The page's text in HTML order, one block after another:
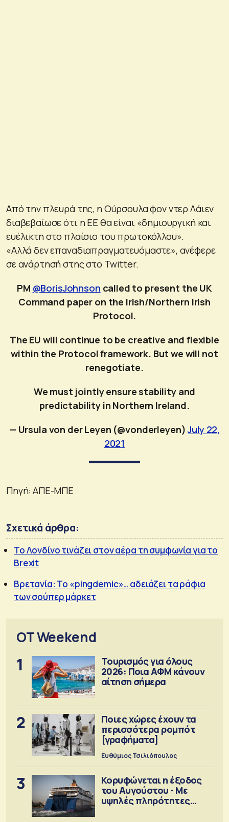
Από την πλευρά της, η Ούρσουλα φον ντερ Λάιεν
διαβεβαίωσε ότι η ΕΕ θα είναι «δημιουργική και
ευέλικτη στο πλαίσιο του πρωτοκόλλου».
«Αλλά δεν επαναδιαπραγματευόμαστε», ανέφερε
σε ανάρτησή στης στο Twitter.
PM @BorisJohnson called to present the UK
Command paper on the Irish/Northern Irish
Protocol.
The EU will continue to be creative and flexible
within the Protocol framework. But we will not
renegotiate.
We must jointly ensure stability and
predictability in Northern Ireland.
— Ursula von der Leyen (@vonderleyen)July 22,
2021
Πηγή: ΑΠΕ-ΜΠΕ
Σχετικά άρθρα:
Το Λονδίνο τινάζει στον αέρα τη συμφωνία για το
Brexit
Βρετανία: Το «pingdemic»… αδειάζει τα ράφια
των σούπερ μάρκετ
OT Weekend
1
Τουρισμός για όλους
2026: Ποια ΑΦΜ κάνουν
αίτηση σήμερα
2
Ποιες χώρες έχουν τα
περισσότερα ρομπότ
[γραφήματα]
Ευθύμιος Τσιλιόπουλος
3
Κορυφώνεται η έξοδος
του Αυγούστου - Με
υψηλές πληρότητες